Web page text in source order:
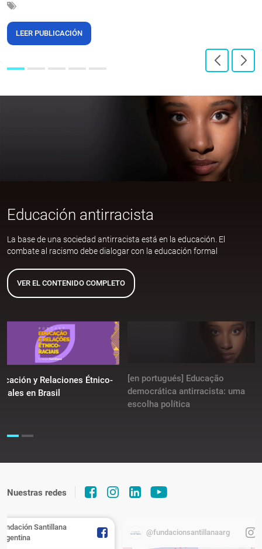
LEER PUBLICACIÓN
Educación antirracista
La base de una sociedad antirracista está en la educación. El
combate al racismo debe dialogar con la educación formal
VER EL CONTENIDO COMPLETO
y Relaciones Étnico-
en Brasil
[en portugués] Educação
democrática antirracista: uma
escolha política
Nuestras redes
Santillana
@fundacionsantillanaarg